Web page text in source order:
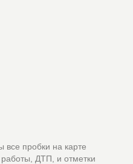
все пробки на карте
ДТП, и отметки